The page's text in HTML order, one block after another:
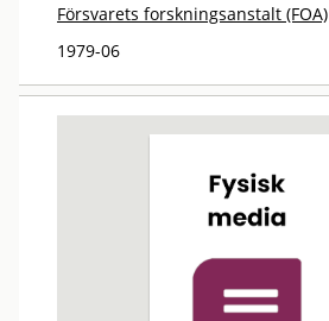
Försvarets forskningsanstalt (FOA)
1979-06